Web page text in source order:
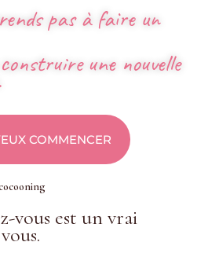
pas à faire un
une nouvelle
COMMENCER
vous est un vrai